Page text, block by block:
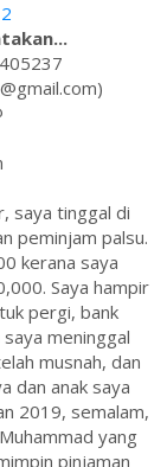
saya tinggal di
peminjam palsu.
kerana saya
Saya hampir
pergi, bank
meninggal
musnah, dan
dan anak saya
2019, semalam,
yang
pinjaman